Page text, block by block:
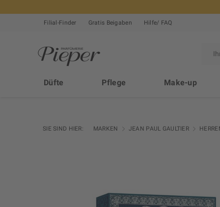
Filial-Finder Gratis Beigaben Hilfe/ FAQ
Düfte Pflege Make-up
SIE SIND HIER: MARKEN JEAN PAUL GAULTIER